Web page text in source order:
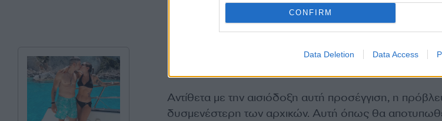
CONFIRM
Data Deletion Data Access
Αντίθετα με την αισιόδοξη αυτή προσέγγιση, η
δυσμενέστερη των αρχικών. Αυτή όπως θα